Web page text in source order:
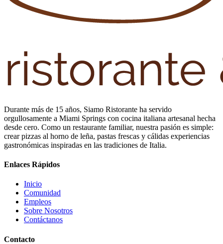
Durante más de 15 años, Siamo Ristorante ha servido
orgullosamente a Miami Springs con cocina italiana artesanal hecha
desde cero. Como un restaurante familiar, nuestra pasión es simple:
crear pizzas al horno de leña, pastas frescas y cálidas experiencias
gastronómicas inspiradas en las tradiciones de Italia.
Enlaces Rápidos
Inicio
Comunidad
Empleos
Sobre Nosotros
Contáctanos
Contacto